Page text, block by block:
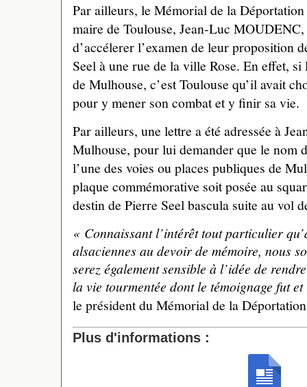
Par ailleurs, le Mémorial de la
maire de Toulouse, Jean-Luc
d’accélerer l’examen de leur proposition
Seel à une rue de la ville Rose. En effet,
de Mulhouse, c’est Toulouse qu’il avait
pour y mener son combat et y finir sa vie.
Par ailleurs, une lettre a été adressée à
Mulhouse, pour lui demander que le nom
l’une des voies ou places publiques de
plaque commémorative soit posée au
destin de Pierre Seel bascula suite au vol
« Connaissant l’intérêt tout particulier
alsaciennes au devoir de mémoire, nous
serez également sensible à l’idée de
la vie tourmentée dont le témoignage fut
le président du Mémorial de la
Plus d'informations :